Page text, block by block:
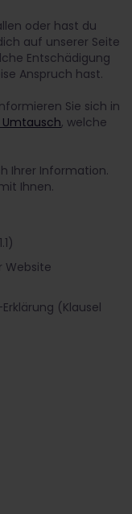
oder hast du
auf unserer Seite
Entschädigung
Anspruch hast.
Sie sich in
, welche
Ihrer Information.
Ihnen.
Website
(Klausel